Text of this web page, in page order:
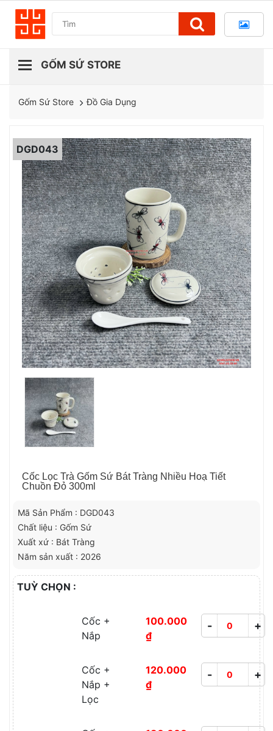
Gốm Sứ Store Đồ Gia Dụng
DGD043
Cốc Lọc Trà Gốm Sứ Bát Tràng Nhiều Hoạ Tiết
Chuồn Đỏ 300ml
Mã Sản Phẩm : DGD043
Chất liệu : Gốm Sứ
Xuất xứ : Bát Tràng
Năm sản xuất : 2026
TUỲ CHỌN :
Cốc +
Nắp
100.000
₫
- +
Cốc +
Nắp +
Lọc
120.000
₫
- +